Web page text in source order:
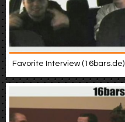
Favorite Interview (16bars.de)